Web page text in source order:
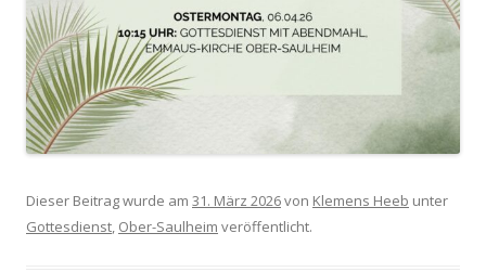
Dieser Beitrag wurde am 31. März 2026von Klemens Heeb unter
Gottesdienst, Ober-Saulheim veröffentlicht.